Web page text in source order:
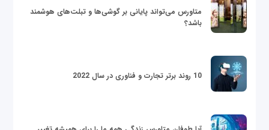
متاورس می‌تواند پایانی بر گوشی‌ها و تبلت‌های هوشمند
باشد؟
10 روند برتر تجارت و فناوری در سال 2022